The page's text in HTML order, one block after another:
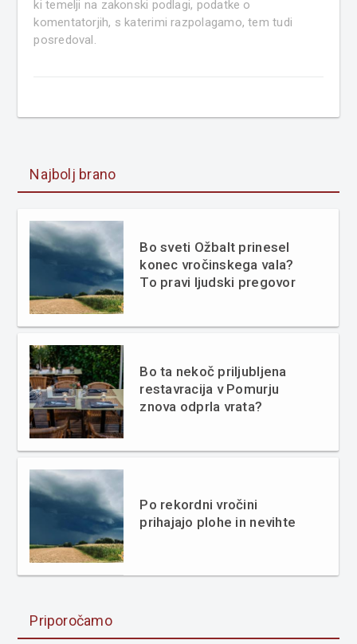
ki temelji na zakonski podlagi, podatke o
komentatorjih, s katerimi razpolagamo, tem tudi
posredoval.
Najbolj brano
Bo sveti Ožbalt prinesel
konec vročinskega vala?
To pravi ljudski pregovor
Bo ta nekoč priljubljena
restavracija v Pomurju
znova odprla vrata?
Po rekordni vročini
prihajajo plohe in nevihte
Priporočamo